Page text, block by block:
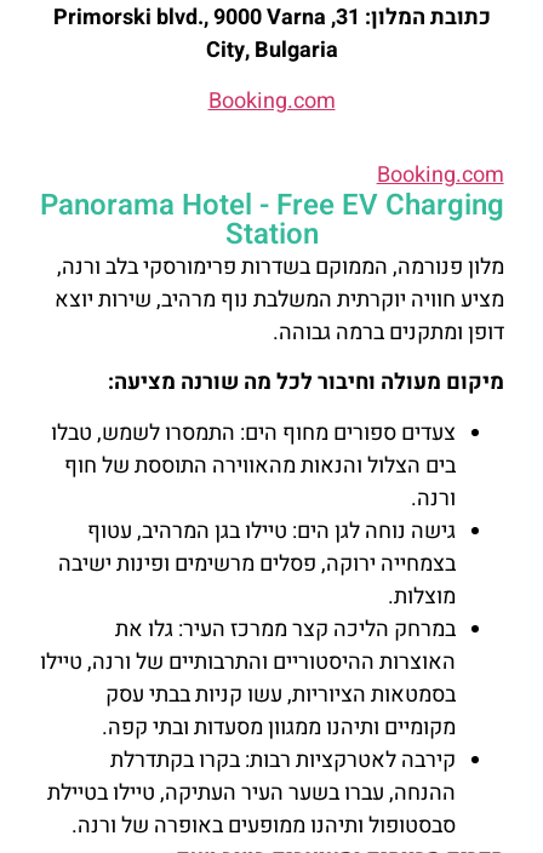
להזמנת
חדר לחצו
כתובת המלון: 31, Primorski blvd., 9000 Varna
City, Bulgaria
Booking.com
Booking.com
Panorama Hotel - Free EV Charging
Station
מלון פנורמה, הממוקם בשדרות פרימורסקי בלב ורנה,
מציע חוויה יוקרתית המשלבת נוף מרהיב, שירות יוצא
דופן ומתקנים ברמה גבוהה.
מיקום מעולה וחיבור לכל מה שורנה מציעה:
צעדים ספורים מחוף הים: התמסרו לשמש, טבלו
בים הצלול והנאות מהאווירה התוססת של חוף
ורנה.
גישה נוחה לגן הים: טיילו בגן המרהיב, עטוף
בצמחייה ירוקה, פסלים מרשימים ופינות ישיבה
מוצלות.
במרחק הליכה קצר ממרכז העיר: גלו את
האוצרות ההיסטוריים והתרבותיים של ורנה, טיילו
בסמטאות הציוריות, עשו קניות בבתי עסק
מקומיים ותיהנו ממגוון מסעדות ובתי קפה.
קירבה לאטרקציות רבות: בקרו בקתדרלת
ההנחה, עברו בשער העיר העתיקה, טיילו בטיילת
סבסטופול ותיהנו ממופעים באופרה של ורנה.